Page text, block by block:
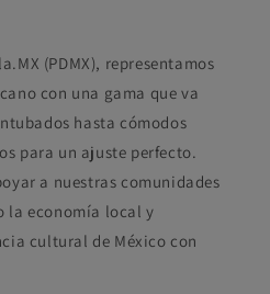
(PDMX), representamos
con una gama que va
hasta cómodos
para un ajuste perfecto.
a nuestras comunidades
la economía local y
cultural de México con